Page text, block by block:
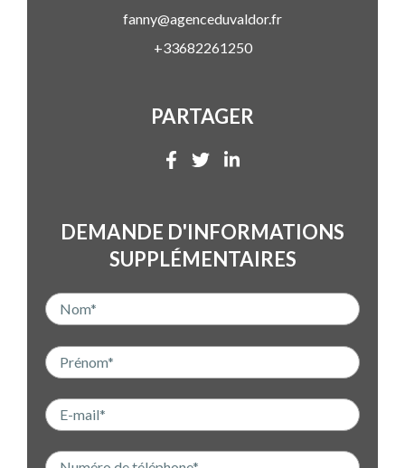
fanny@agenceduvaldor.fr
+33682261250
PARTAGER
DEMANDE D'INFORMATIONS
SUPPLÉMENTAIRES